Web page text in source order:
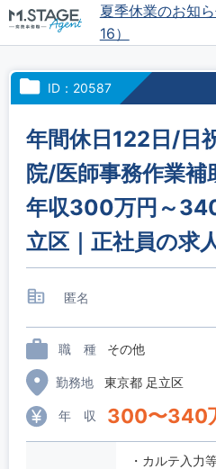
夏季休業のお知
16）
ID：20587
年間休日122日/日
院/医師事務作業補
年収300万円～
立区｜正社員の求
匿名
職 種 その他
勤務地 東京都 足立区
年 収 300〜340
・カルテ入力